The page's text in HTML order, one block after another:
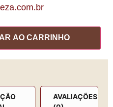
AO CARRINHO
AVALIAÇÕES